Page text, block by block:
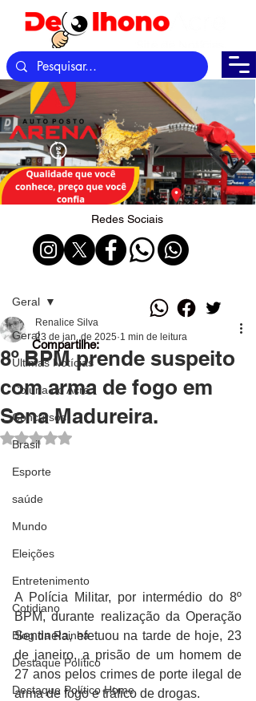
Redes Sociais
Geral
Últimas Notícias
Coluna do Acre
Concursos
Brasil
Esporte
saúde
Mundo
Eleições
Entretenimento
Cotidiano
Blog da Rainha
Destaque Político
Destaque Político Home
Geral
8º BPM prende suspeito
com arma de fogo em
Sena Madureira.
Renalice Silva
23 de jan. de 2025 1 min de leitura
Avaliado com NaN de 5 estrelas.
A Polícia Militar, por intermédio do 8º
BPM, durante realização da Operação
Sentinela, efetuou na tarde de hoje, 23
de janeiro, a prisão de um homem de
27 anos pelos crimes de porte ilegal de
arma de fogo e tráfico de drogas.
Compartilhe: